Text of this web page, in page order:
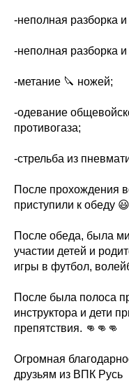
-неполная разборка
-неполная разборка
-метание 🔪 ножей;
-одевание
противогаза;
-стрельба из
После прохождения
приступили к обеду
После обеда, была
участии детей и
игры в футбол,
После была полоса
инструктора и дети
препятствия. 👊👊👊
Огромная
друзьям из ВПК Русь